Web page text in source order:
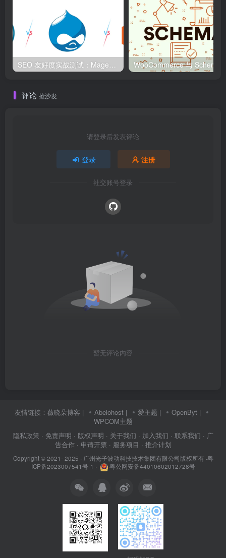
SEO 友好度实战测试：Magento、WordPress、Drupal 在核心 SEO 要素上的表现对比
评论 抢沙发
请登录后发表评论
登录 注册
社交账号登录
暂无评论内容
友情链接： 薇晓朵博客 | Abelohost | 爱主题 | OpenByt |
WPCOM主题
隐私政策 · 免责声明 · 版权声明 · 关于我们 · 加入我们 · 联系我们 · 广
告合作 · 申请开票 · 服务项目 · 推介计划
Copyright © 2021- 2025 · 广州光子波动科技技术集团有限公司版权所有·粤
ICP备2023007541号-1 · 粤公网安备44010602012728号